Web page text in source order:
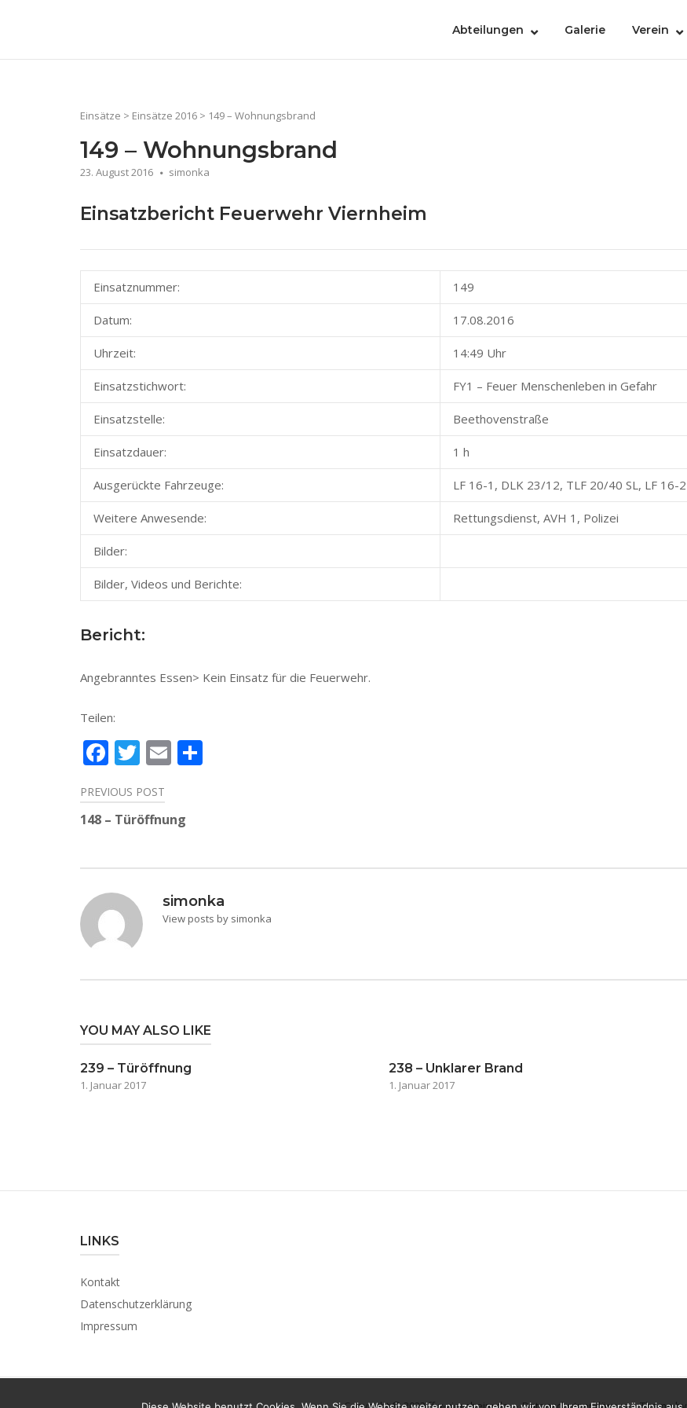
Abteilungen Galerie Verein
Einsätze > Einsätze 2016 > 149 – Wohnungsbrand
149 – Wohnungsbrand
23. August 2016 simonka
Einsatzbericht Feuerwehr Viernheim
Einsatznummer: 149
Datum: 17.08.2016
Uhrzeit: 14:49 Uhr
Einsatzstichwort: FY1 – Feuer Menschenleben in Gefahr
Einsatzstelle: Beethovenstraße
Einsatzdauer: 1 h
Ausgerückte Fahrzeuge: LF 16-1, DLK 23/12, TLF 20/40 SL, LF 16-2
Weitere Anwesende: Rettungsdienst, AVH 1, Polizei
Bilder:
Bilder, Videos und Berichte:
Bericht:
Angebranntes Essen> Kein Einsatz für die Feuerwehr.
Teilen:
Facebook
Twitter
Email
Beitragsnavigation
PREVIOUS POST
148 – Türöffnung
simonka
View posts by simonka
YOU MAY ALSO LIKE
239 – Türöffnung
1. Januar 2017
238 – Unklarer Brand
1. Januar 2017
LINKS
Kontakt
Datenschutzerklärung
Impressum